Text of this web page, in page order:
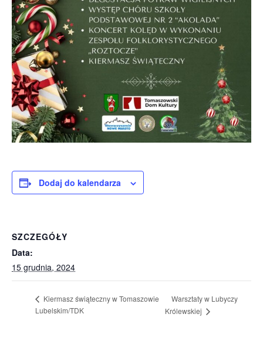
Dodaj do kalendarza
SZCZEGÓŁY
Data:
15 grudnia, 2024
Kiermasz świąteczny w Tomaszowie
Lubelskim/TDK
Warsztaty w Lubyczy
Królewskiej